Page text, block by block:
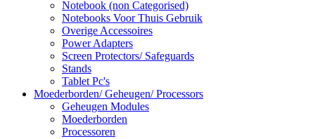
Notebook (non Categorised)
Notebooks Voor Thuis Gebruik
Overige Accessoires
Power Adapters
Screen Protectors/ Safeguards
Stands
Tablet Pc's
Moederborden/ Geheugen/ Processors
Geheugen Modules
Moederborden
Processoren